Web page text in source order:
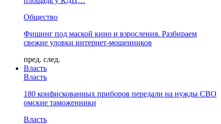
Общество
Фишинг под маской кино и взросления. Разбираем
свежие уловки интернет-мошенников
пред. след.
Власть
Власть
180 конфискованных приборов передали на нужды СВО
омские таможенники
Власть